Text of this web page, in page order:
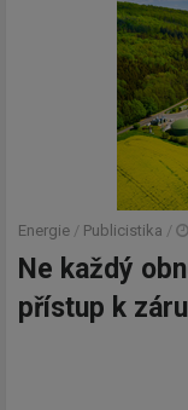
Energie / Publicistika /
Ne každý
přístup k